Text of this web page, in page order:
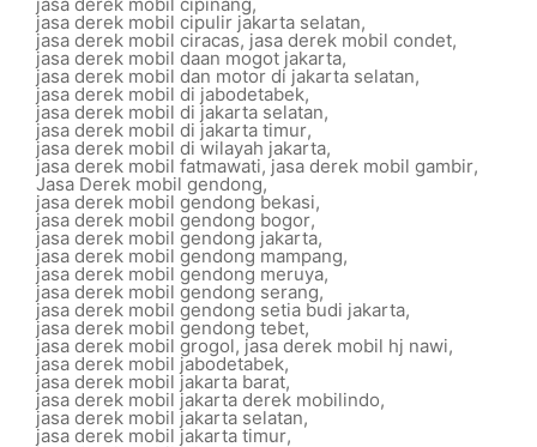
jasa derek mobil cipulir jakarta selatan,
jasa derek mobil ciracas, jasa derek mobil condet,
jasa derek mobil daan mogot jakarta,
jasa derek mobil dan motor di jakarta selatan,
jasa derek mobil di jabodetabek,
jasa derek mobil di jakarta selatan,
jasa derek mobil di jakarta timur,
jasa derek mobil di wilayah jakarta,
jasa derek mobil fatmawati,jasa derek mobil gambir,
Jasa Derek mobil gendong,
jasa derek mobil gendong bekasi,
jasa derek mobil gendong bogor,
jasa derek mobil gendong jakarta,
jasa derek mobil gendong mampang,
jasa derek mobil gendong meruya,
jasa derek mobil gendong serang,
jasa derek mobil gendong setia budi jakarta,
jasa derek mobil gendong tebet,
jasa derek mobil grogol, jasa derek mobil hj nawi,
jasa derek mobil jabodetabek,
jasa derek mobil jakarta barat,
jasa derek mobil jakarta derek mobilindo,
jasa derek mobil jakarta selatan,
jasa derek mobil jakarta timur,